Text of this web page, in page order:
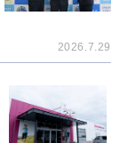
2026.7.29